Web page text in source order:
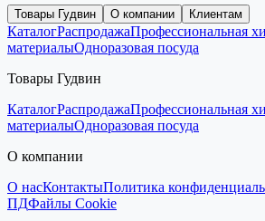
Товары Гудвин О компании Клиентам
КаталогРаспродажаПрофессиональная
материалыОдноразовая посуда
Товары Гудвин
КаталогРаспродажаПрофессиональная
материалыОдноразовая посуда
О компании
О насКонтактыПолитика
ПДФайлы Cookie